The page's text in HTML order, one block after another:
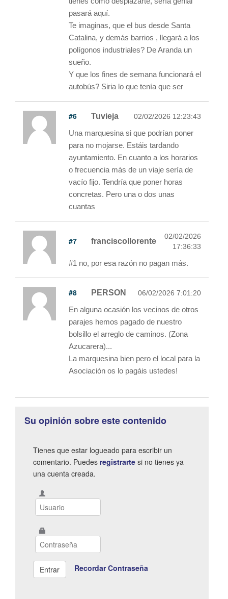
pasará aquí.
Te imaginas, que el bus desde Santa
Catalina, y demás barrios , llegará a los
polígonos industriales? De Aranda un
sueño.
Y que los fines de semana funcionará el
autobús? Siria lo que tenía que ser
#6 Tuvieja 02/02/2026 12:23:43
Una marquesina si que podrían poner
para no mojarse. Estáis tardando
ayuntamiento. En cuanto a los horarios
o frecuencia más de un viaje sería de
vacío fijo. Tendría que poner horas
concretas. Pero una o dos unas
cuantas
#7 franciscollorente
02/02/2026
17:36:33
#1 no, por esa razón no pagan más.
#8 PERSON 06/02/2026 7:01:20
En alguna ocasión los vecinos de otros
parajes hemos pagado de nuestro
bolsillo el arreglo de caminos. (Zona
Azucarera)...
La marquesina bien pero el local para la
Asociación os lo pagáis ustedes!
Su opinión sobre este contenido
Tienes que estar logueado para escribir un
comentario. Puedes registrarte si no tienes ya
una cuenta creada.
Recordar Contraseña